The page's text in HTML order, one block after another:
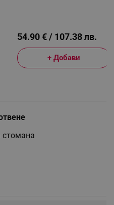
54.90 € / 107.38 лв.
+ Добави
стомана